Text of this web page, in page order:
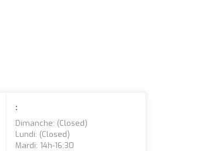
:
Dimanche: (closed)
Lundi: (closed)
Mardi: 14h-16:30